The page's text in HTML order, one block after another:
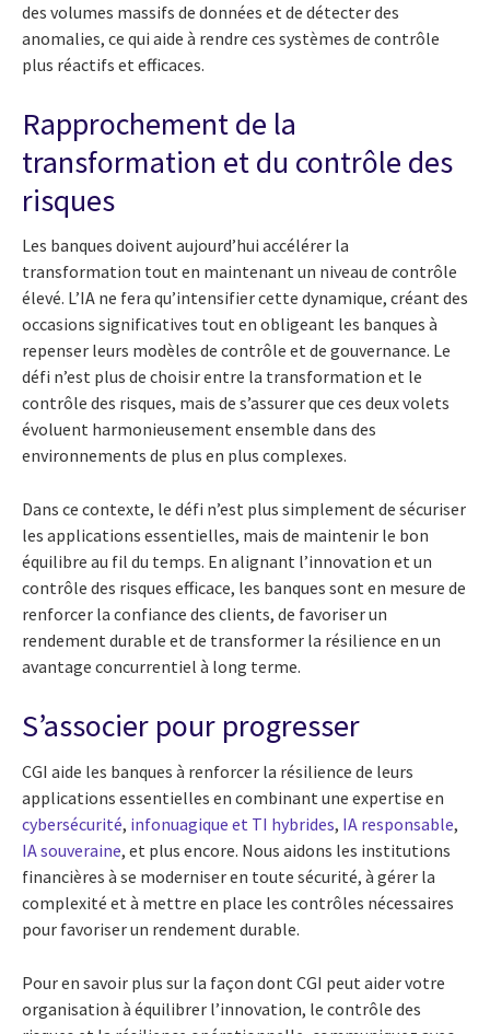
des volumes massifs de données et de détecter des
anomalies, ce qui aide à rendre ces systèmes de contrôle
plus réactifs et efficaces.
Rapprochement de la
transformation et du contrôle des
risques
Les banques doivent aujourd’hui accélérer la
transformation tout en maintenant un niveau de contrôle
élevé. L’IA ne fera qu’intensifier cette dynamique, créant des
occasions significatives tout en obligeant les banques à
repenser leurs modèles de contrôle et de gouvernance. Le
défi n’est plus de choisir entre la transformation et le
contrôle des risques, mais de s’assurer que ces deux volets
évoluent harmonieusement ensemble dans des
environnements de plus en plus complexes.
Dans ce contexte, le défi n’est plus simplement de sécuriser
les applications essentielles, mais de maintenir le bon
équilibre au fil du temps. En alignant l’innovation et un
contrôle des risques efficace, les banques sont en mesure de
renforcer la confiance des clients, de favoriser un
rendement durable et de transformer la résilience en un
avantage concurrentiel à long terme.
S’associer pour progresser
CGI aide les banques à renforcer la résilience de leurs
applications essentielles en combinant une expertise en
cybersécurité, infonuagique et TI hybrides, IA responsable,
IA souveraine, et plus encore. Nous aidons les institutions
financières à se moderniser en toute sécurité, à gérer la
complexité et à mettre en place les contrôles nécessaires
pour favoriser un rendement durable.
Pour en savoir plus sur la façon dont CGI peut aider votre
organisation à équilibrer l’innovation, le contrôle des